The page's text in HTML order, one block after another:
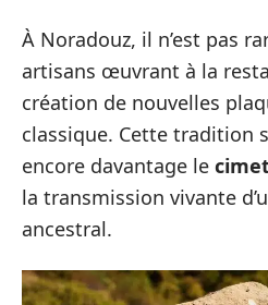
À Noradouz, il n’est pas
artisans œuvrant à la
création de nouvelles
classique. Cette tradition
encore davantage le
la transmission vivante
ancestral.